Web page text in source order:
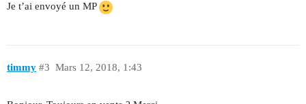
Je t’ai envoyé un MP
timmy Mars 12, 2018, 1:43
#3